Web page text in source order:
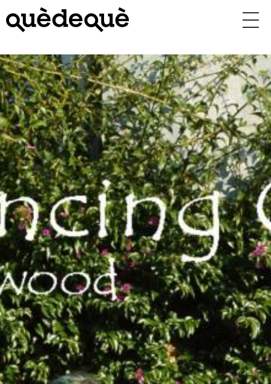
contingut